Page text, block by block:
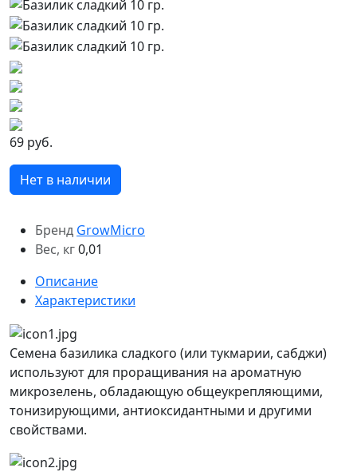
Бренд GrowMicro
Вес, кг0,01
69 руб.
Нет в наличии
Описание
Характеристики
Семена базилика сладкого (или тукмарии, сабджи)
используют для проращивания на ароматную
микрозелень, обладающую общеукрепляющими,
тонизирующими, антиоксидантными и другими
свойствами.